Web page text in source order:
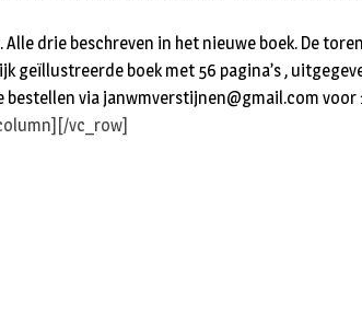
drie beschreven in het nieuwe boek. De
geïllustreerde boek met 56 pagina’s ,
bestellen via janwmverstijnen@gmail.com voor
vc_row]